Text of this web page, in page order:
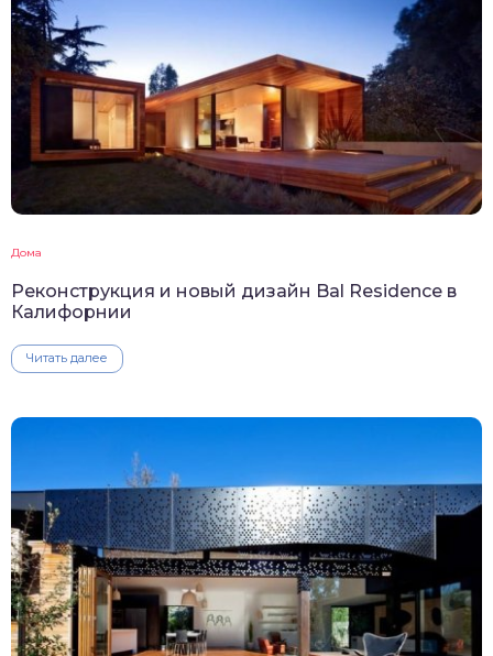
Дома
Реконструкция и новый дизайн Bal Residence в
Калифорнии
Читать далее